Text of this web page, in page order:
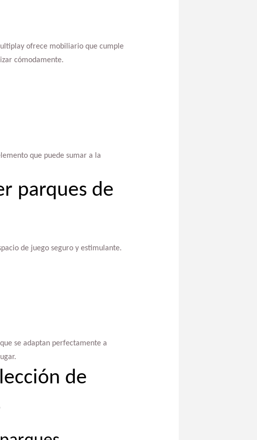
ofrece mobiliario que cumple
cómodamente.
que puede sumar a la
parques de
de juego seguro y estimulante.
se adaptan perfectamente a
de